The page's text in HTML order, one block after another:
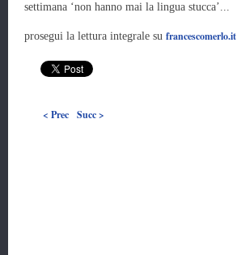
settimana ‘non hanno mai la lingua stucca’...
prosegui la lettura integrale su francescomerlo.it
< Prec Succ >